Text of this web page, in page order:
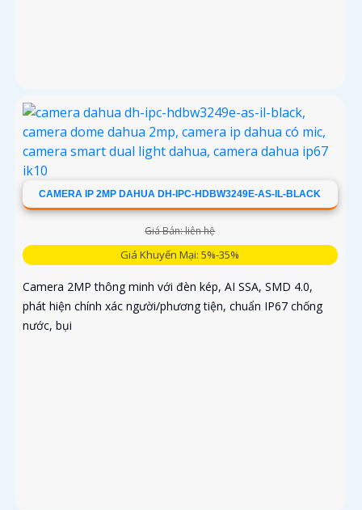
CAMERA IP 2MP DAHUA DH-IPC-HDBW3249E-AS-IL-BLACK
Giá Bán: liên hệ
Giá Khuyến Mại: 5%-35%
Camera 2MP thông minh với đèn kép, AI SSA, SMD 4.0,
phát hiện chính xác người/phương tiện, chuẩn IP67 chống
nước, bụi